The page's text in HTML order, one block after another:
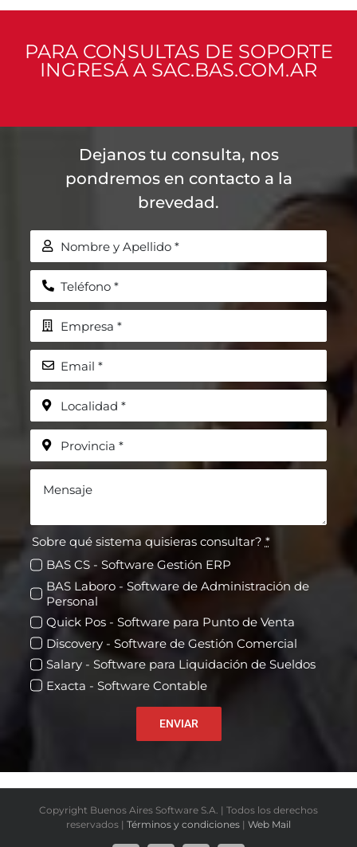
PARA CONSULTAS DE SOPORTE
INGRESÁ A SAC.BAS.COM.AR
Dejanos tu consulta, nos
pondremos en contacto a la
brevedad.
Sobre qué sistema quisieras consultar? *
BAS CS - Software Gestión ERP
BAS Laboro - Software de Administración de
Personal
Quick Pos - Software para Punto de Venta
Discovery - Software de Gestión Comercial
Salary - Software para Liquidación de Sueldos
Exacta - Software Contable
ENVIAR
Copyright Buenos Aires Software S.A. | Todos los derechos
reservados | Términos y condiciones | Web Mail